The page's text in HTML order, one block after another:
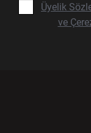
Üyelik
ve